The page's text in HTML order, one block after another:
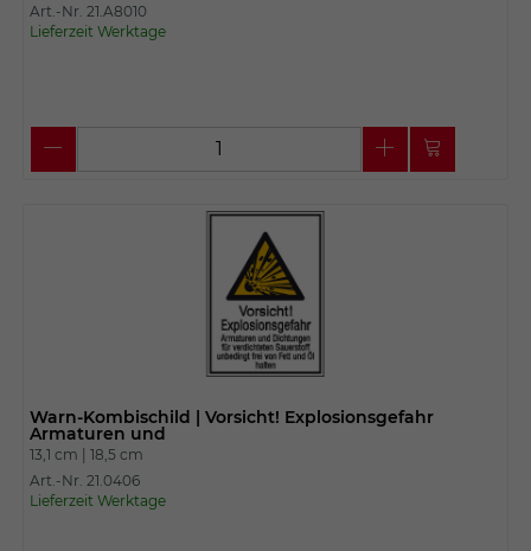
Art.-Nr. 21.A8010
Lieferzeit Werktage
Warn-Kombischild | Vorsicht! Explosionsgefahr
Armaturen und
13,1 cm | 18,5 cm
Art.-Nr. 21.0406
Lieferzeit Werktage